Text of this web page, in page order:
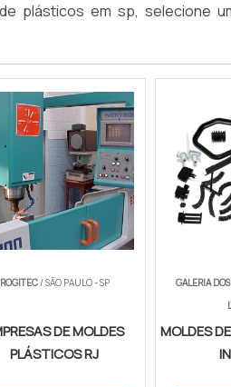
plásticos em sp, selecione
ROGITEC/ SÃO PAULO - SP
DE MOLDES
PLÁSTICOS RJ
GALERIA
MOLDES